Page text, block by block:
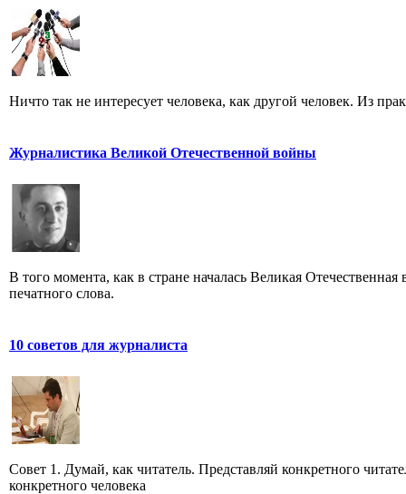
Ничто так не интересует человека, как другой человек. Из
Журналистика Великой Отечественной войны
В того момента, как в стране началась Великая
печатного слова.
10 советов для журналиста
Совет 1. Думай, как читатель. Представляй конкретного
конкретного человека